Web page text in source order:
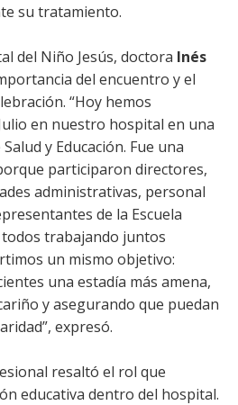
su tratamiento.
del Niño Jesús, doctora Inés
del encuentro y el
“Hoy hemos
en nuestro hospital en una
y Educación. Fue una
participaron directores,
administrativas, personal
de la Escuela
todos trabajando juntos
un mismo objetivo:
una estadía más amena,
y asegurando que puedan
expresó.
resaltó el rol que
educativa dentro del hospital.